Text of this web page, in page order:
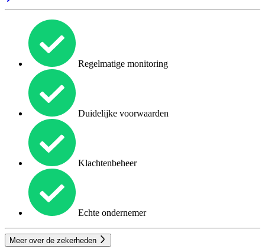
Regelmatige monitoring
Duidelijke voorwaarden
Klachtenbeheer
Echte ondernemer
Meer over de zekerheden